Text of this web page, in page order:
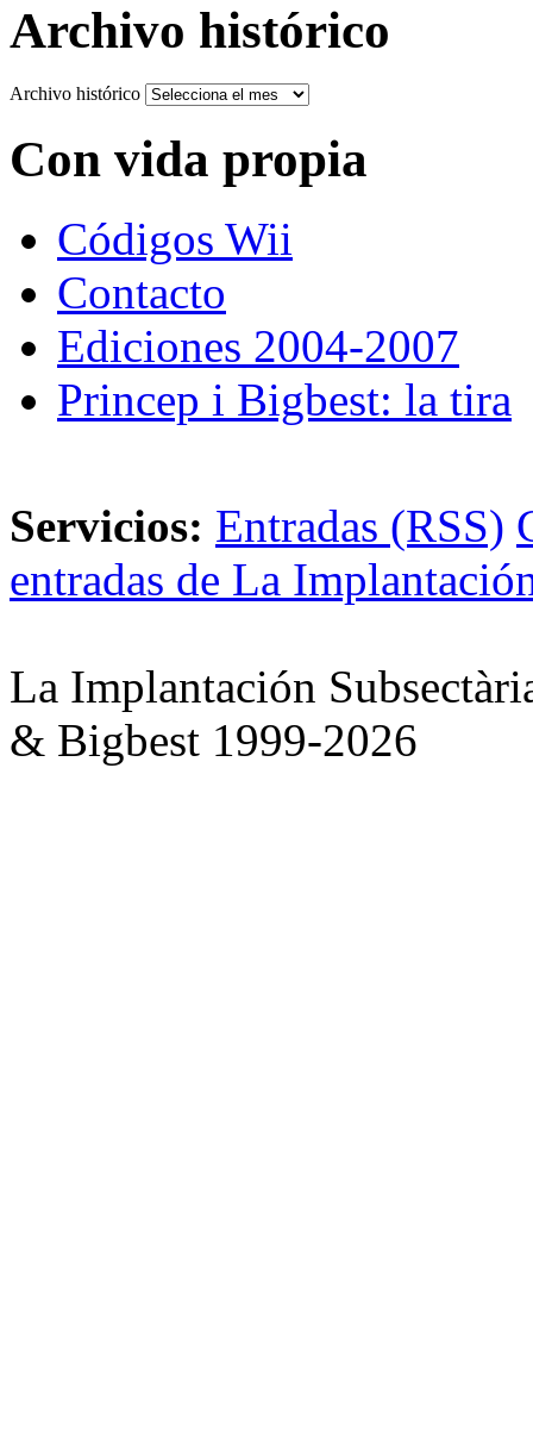
Archivo histórico
Archivo histórico
Con vida propia
Códigos Wii
Contacto
Ediciones 2004-2007
Princep i Bigbest: la tira
Servicios: Entradas (RSS)
entradas de La
La Implantación
& Bigbest 1999-2026